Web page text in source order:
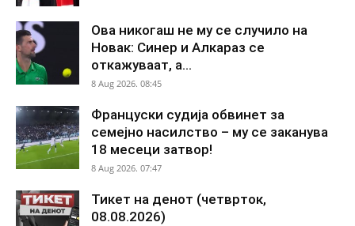
Ова никогаш не му се случило на
Новак: Синер и Алкараз се
откажуваат, а...
8 Aug 2026. 08:45
Француски судија обвинет за
семејно насилство – му се заканува
18 месеци затвор!
8 Aug 2026. 07:47
Тикет на денот (четврток,
08.08.2026)